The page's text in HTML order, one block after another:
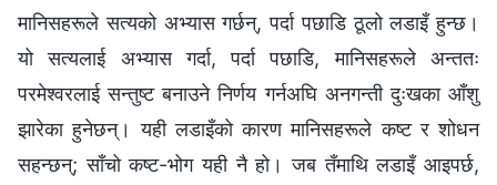
मानिसहरूले सत्यको अभ्यास गर्छन्, पर्दा पछाडि ठूलो लडाइँ हुन्छ।
यो सत्यलाई अभ्यास गर्दा, पर्दा पछाडि, मानिसहरूले अन्ततः
परमेश्‍वरलाई सन्तुष्ट बनाउने निर्णय गर्नअघि अनगन्ती दुःखका आँशु
झारेका हुनेछन्। यही लडाइँको कारण मानिसहरूले कष्ट र शोधन
सहन्छन्; साँचो कष्ट-भोग यही नै हो। जब तँमाथि लडाइँ आइपर्छ,